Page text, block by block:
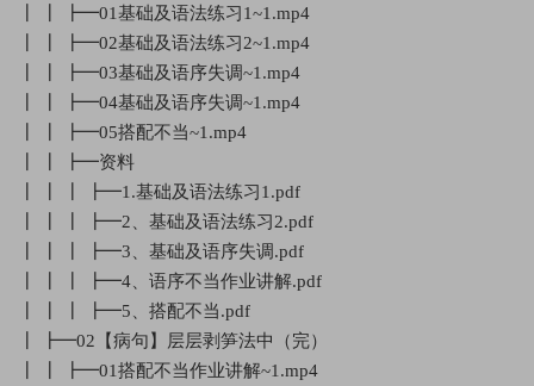
┃ ┃ ┣━01基础及语法练习1~1.mp4
┃ ┃ ┣━02基础及语法练习2~1.mp4
┃ ┃ ┣━03基础及语序失调~1.mp4
┃ ┃ ┣━04基础及语序失调~1.mp4
┃ ┃ ┣━05搭配不当~1.mp4
┃ ┃ ┣━资料
┃ ┃ ┃ ┣━1.基础及语法练习1.pdf
┃ ┃ ┃ ┣━2、基础及语法练习2.pdf
┃ ┃ ┃ ┣━3、基础及语序失调.pdf
┃ ┃ ┃ ┣━4、语序不当作业讲解.pdf
┃ ┃ ┃ ┣━5、搭配不当.pdf
┃ ┣━02【病句】层层剥笋法中（完）
┃ ┃ ┣━01搭配不当作业讲解~1.mp4